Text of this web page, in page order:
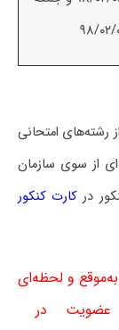
۰۲/۰۶
رشته‌های امتحانی
ارشد ۹۸ طی اطلاعیه‌ای از سوی سازمان
درکارت کنکور
و لحظه‌ای
عضویت در